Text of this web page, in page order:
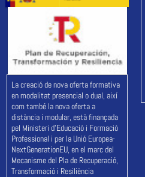
La creació de nova oferta formativa
en modalitat presencial o dual, així
com també la nova oferta a
distància i modular, està finançada
pel Ministeri d'Educació i Formació
Professional i per la Unió Europea-
NextGenerationEU, en el marc del
Mecanisme del Pla de Recuperació,
Transformació i Resiliència